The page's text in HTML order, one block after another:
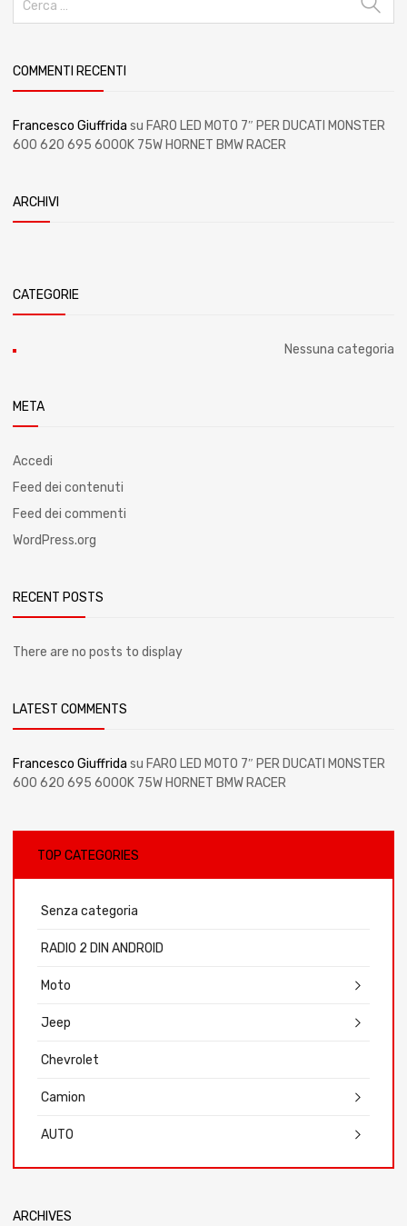
COMMENTI RECENTI
Francesco Giuffrida su FARO LED MOTO 7″ PER DUCATI MONSTER
600 620 695 6000K 75W HORNET BMW RACER
ARCHIVI
CATEGORIE
Nessuna categoria
META
Accedi
Feed dei contenuti
Feed dei commenti
WordPress.org
RECENT POSTS
There are no posts to display
LATEST COMMENTS
Francesco Giuffrida su FARO LED MOTO 7″ PER DUCATI MONSTER
600 620 695 6000K 75W HORNET BMW RACER
TOP CATEGORIES
Senza categoria
RADIO 2 DIN ANDROID
Moto
Jeep
Chevrolet
Camion
AUTO
ARCHIVES